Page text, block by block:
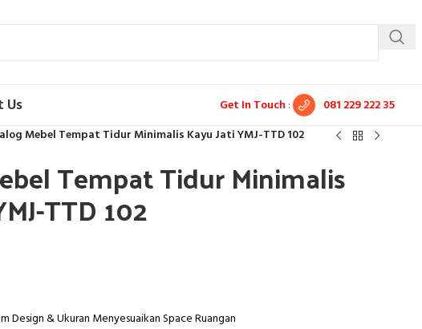
Us Get In Touch : 081 229 222 35
Mebel Tempat Tidur Minimalis Kayu Jati YMJ-TTD 102
Tempat Tidur Minimalis
TTD 102
Design & Ukuran Menyesuaikan Space Ruangan